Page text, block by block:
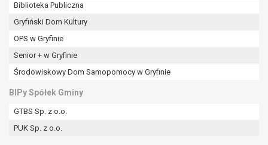
Biblioteka Publiczna
Gryfiński Dom Kultury
OPS w Gryfinie
Senior + w Gryfinie
Środowiskowy Dom Samopomocy w Gryfinie
BIPy Spółek Gminy
GTBS Sp. z o.o.
PUK Sp. z o.o.